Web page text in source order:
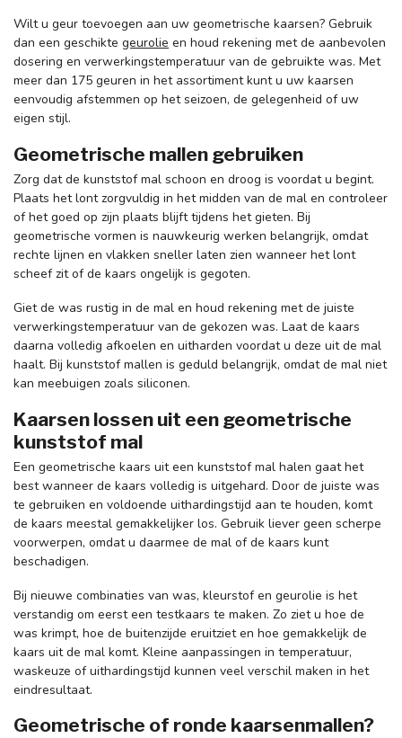
Wilt u geur toevoegen aan uw geometrische kaarsen? Gebruik
dan een geschikte geurolie en houd rekening met de aanbevolen
dosering en verwerkingstemperatuur van de gebruikte was. Met
meer dan 175 geuren in het assortiment kunt u uw kaarsen
eenvoudig afstemmen op het seizoen, de gelegenheid of uw
eigen stijl.
Geometrische mallen gebruiken
Zorg dat de kunststof mal schoon en droog is voordat u begint.
Plaats het lont zorgvuldig in het midden van de mal en controleer
of het goed op zijn plaats blijft tijdens het gieten. Bij
geometrische vormen is nauwkeurig werken belangrijk, omdat
rechte lijnen en vlakken sneller laten zien wanneer het lont
scheef zit of de kaars ongelijk is gegoten.
Giet de was rustig in de mal en houd rekening met de juiste
verwerkingstemperatuur van de gekozen was. Laat de kaars
daarna volledig afkoelen en uitharden voordat u deze uit de mal
haalt. Bij kunststof mallen is geduld belangrijk, omdat de mal niet
kan meebuigen zoals siliconen.
Kaarsen lossen uit een geometrische
kunststof mal
Een geometrische kaars uit een kunststof mal halen gaat het
best wanneer de kaars volledig is uitgehard. Door de juiste was
te gebruiken en voldoende uithardingstijd aan te houden, komt
de kaars meestal gemakkelijker los. Gebruik liever geen scherpe
voorwerpen, omdat u daarmee de mal of de kaars kunt
beschadigen.
Bij nieuwe combinaties van was, kleurstof en geurolie is het
verstandig om eerst een testkaars te maken. Zo ziet u hoe de
was krimpt, hoe de buitenzijde eruitziet en hoe gemakkelijk de
kaars uit de mal komt. Kleine aanpassingen in temperatuur,
waskeuze of uithardingstijd kunnen veel verschil maken in het
eindresultaat.
Geometrische of ronde kaarsenmallen?